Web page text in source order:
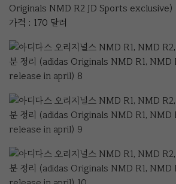
Originals NMD R2 JD Sports exclusive)
가격 : 170 달러